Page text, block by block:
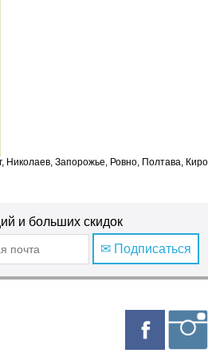
Николаев, Запорожье, Ровно, Полтава,
и больших скидок
✉ Подписаться